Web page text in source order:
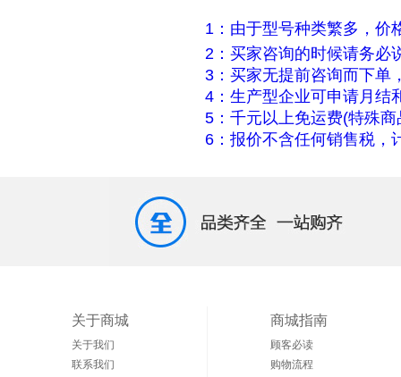
1：由于型号种类繁多，价
2：买家咨询的时候请务必
3：买家无提前咨询而下单
4：生产型企业可申请月结
5：千元以上免运费(特殊
6：报价不含任何销售税，
关于商城
关于我们
联系我们
商城指南
顾客必读
购物流程